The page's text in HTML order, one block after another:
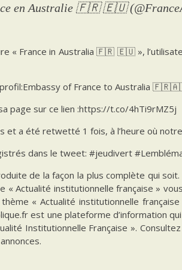
en Australie 🇫🇷 🇪🇺
« France in Australia 🇫🇷 🇪🇺 »,
of France to Australia
page sur ce lien :https://t.co/4hTi9rMZ5j
et a été retwetté 1 fois, à l’heure où
dans le tweet: #jeudivert
de la façon la plus complète qui
« Actualité institutionnelle française »
« Actualité institutionnelle
est une plateforme d’information
Institutionnelle Française ».